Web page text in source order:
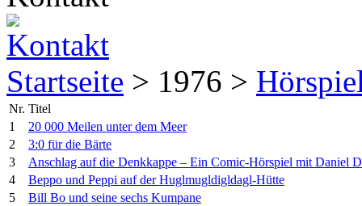
Startseite > 1976 >
Nr. Titel
1
20 000 Meilen unter dem Meer
2
3:0 für die Bärte
3
Anschlag auf die Denkkappe – Ein Comic-Hörspiel mit Daniel
4
Beppo und Peppi auf der Huglmugldigldagl-Hütte
5
Bill Bo und seine sechs Kumpane